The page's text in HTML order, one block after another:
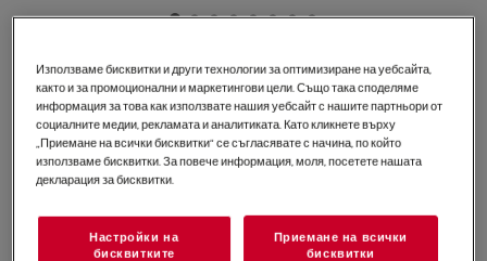
TR7PB731SB
Фурна 7000 MealAssist със
SteamCrisp
5 (4)
Използваме бисквитки и други технологии за оптимизиране на уебсайта,
както и за промоционални и маркетингови цели. Също така споделяме
информация за това как използвате нашия уебсайт с нашите партньори от
социалните медии, рекламата и аналитиката. Като кликнете върху
„Приемане на всички бисквитки“ се съгласявате с начина, по който
използваме бисквитки. За повече информация, моля, посетете нашата
декларация за бисквитки.
Настройки на
бисквитките
Приемане на всички
бисквитки